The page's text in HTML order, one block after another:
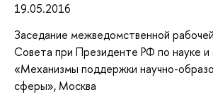
19.05.2016
Заседание межведомственной
Совета при Президенте РФ по науке и
«Механизмы поддержки научно-
сферы», Москва